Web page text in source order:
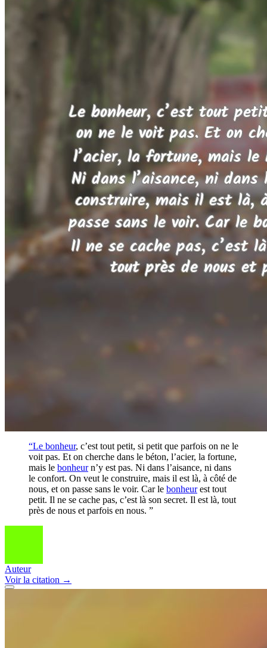
“Le bonheur, c’est tout petit, si petit que parfois on ne le
voit pas. Et on cherche dans le béton, l’acier, la fortune,
mais le bonheurn’y est pas. Ni dans l’aisance, ni dans
le confort. On veut le construire, mais il est là, à côté de
nous, et on passe sans le voir. Car le bonheurest tout
petit. Il ne se cache pas, c’est là son secret. Il est là, tout
près de nous et parfois en nous. ”
Auteur
Voirla citation →